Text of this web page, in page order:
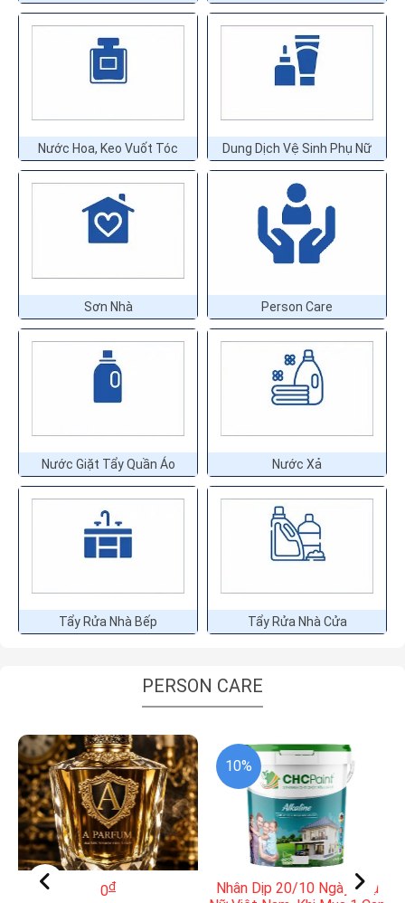
Nước Hoa, Keo Vuốt Tóc Dung Dịch Vệ Sinh Phụ Nữ
Sơn Nhà Person Care
Nước Giặt Tẩy Quần Áo Nước Xả
Tẩy Rửa Nhà Bếp Tẩy Rửa Nhà Cửa
PERSON CARE
0đ
10%
Nhân Dịp 20/10 Ngày Phụ